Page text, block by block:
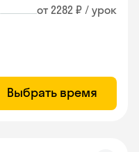
от 2282 ₽ / урок
Выбрать время